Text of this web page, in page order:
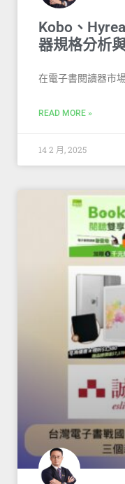
Kobo、
器規格分析
在電子書閱讀器市
READ MORE »
14 2 月, 2025